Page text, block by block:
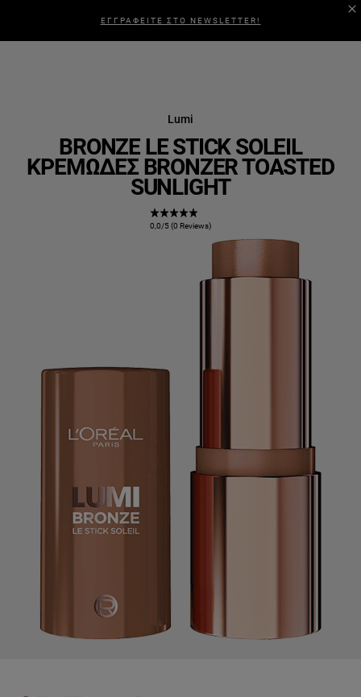
ΕΓΓΡΑΦΕΙΤΕ ΣΤΟ NEWSLETTER!
Lumi
BRONZE LE STICK SOLEIL
ΚΡΕΜΏΔΕΣ BRONZER TOASTED
SUNLIGHT
0,0/5 (0 Reviews)
Color